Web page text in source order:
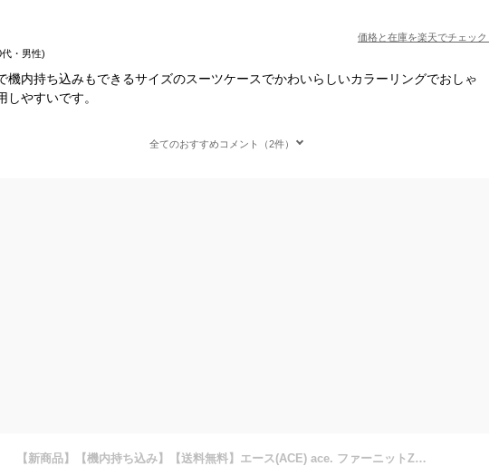
価格と在庫を楽天でチェック
・男性)
機内持ち込みもできるサイズのスーツケースでかわいらしいカラーリングでおしゃ
しやすいです。
全てのおすすめコメント（2件）
【新商品】【機内持ち込み】【送料無料】エース(ACE) ace. ファーニットZ フロントポケット付き 05041 40L スーツケース フロントオープン ( 2泊3日 キャリーケース キャリーバッグ おしゃれ ノートPC キャスター ストッパー付き 2泊 キャリー 小型 ビジネス 旅行カバン )